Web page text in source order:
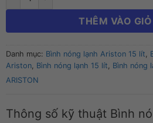
THÊM VÀO
Danh mục: Bình nóng lạnh Ariston 15 lít
Ariston Bình nóng lạnh 15 lít Bình nóng
ARISTON
Thông số kỹ thuật Bình